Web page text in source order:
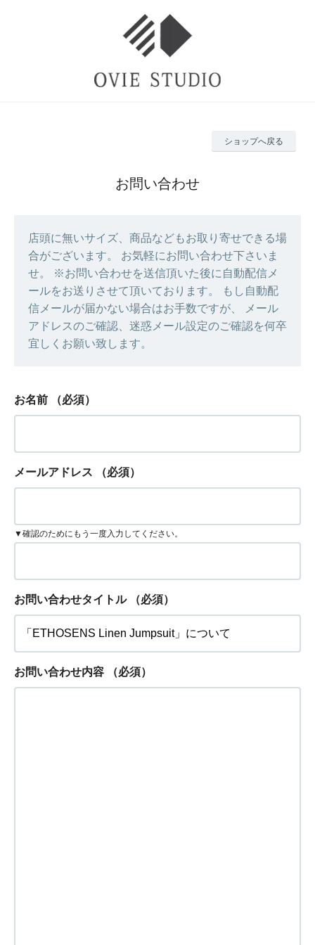
ショップへ戻る
お問い合わせ
店頭に無いサイズ、商品などもお取り寄せできる場
合がございます。 お気軽にお問い合わせ下さいま
せ。 ※お問い合わせを送信頂いた後に自動配信メ
ールをお送りさせて頂いております。 もし自動配
信メールが届かない場合はお手数ですが、 メール
アドレスのご確認、迷惑メール設定のご確認を何卒
宜しくお願い致します。
お名前 （必須）
メールアドレス （必須）
▼確認のためにもう一度入力してください。
お問い合わせタイトル （必須）
お問い合わせ内容 （必須）